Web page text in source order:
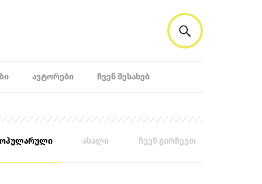
ᲐᲕᲢᲝᲠᲔᲑᲘ ᲩᲕᲔᲜ ᲨᲔᲡᲐᲮᲔᲑ
ახალი ჩვენ გირჩევთ